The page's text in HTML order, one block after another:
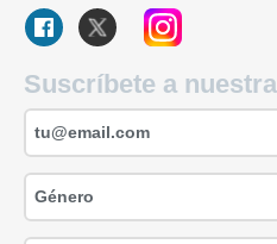
Suscríbete a